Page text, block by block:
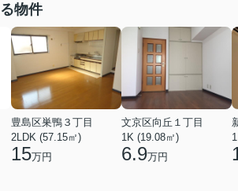
物件
豊島区巣鴨３丁目
2LDK (57.15㎡)
15万円
文京区向丘１丁目
1K (19.08㎡)
6.9万円